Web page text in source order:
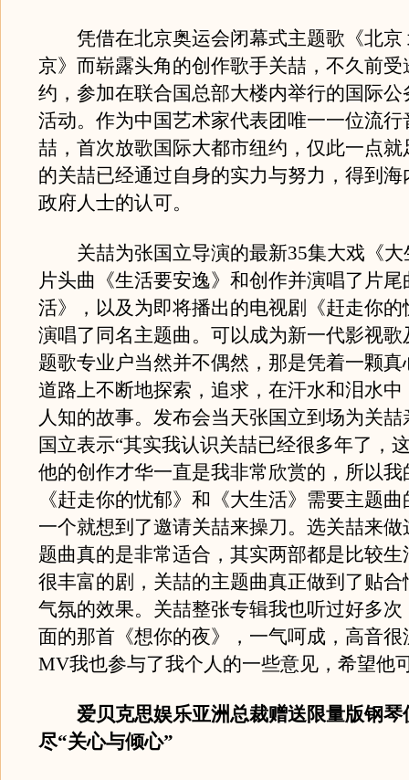
凭借在北京奥运会闭幕式主题歌《北京
京》而崭露头角的创作歌手关喆，不久前受
约，参加在联合国总部大楼内举行的国际公
活动。作为中国艺术家代表团唯一一位流行
喆，首次放歌国际大都市纽约，仅此一点就
的关喆已经通过自身的实力与努力，得到海
政府人士的认可。
关喆为张国立导演的最新35集大戏《大
片头曲《生活要安逸》和创作并演唱了片尾
活》，以及为即将播出的电视剧《赶走你的
演唱了同名主题曲。可以成为新一代影视歌
题歌专业户当然并不偶然，那是凭着一颗真
道路上不断地探索，追求，在汗水和泪水中
人知的故事。发布会当天张国立到场为关
国立表示“其实我认识关喆已经很多年了，
他的创作才华一直是我非常欣赏的，所以我
《赶走你的忧郁》和《大生活》需要主题
一个就想到了邀请关喆来操刀。选关喆来做
题曲真的是非常适合，其实两部都是比较生
很丰富的剧，关喆的主题曲真正做到了贴合
气氛的效果。关喆整张专辑我也听过好多次
面的那首《想你的夜》，一气呵成，高音很
MV我也参与了我个人的一些意见，希望他
爱贝克思娱乐亚洲总裁赠送限量版钢琴
尽“关心与倾心”